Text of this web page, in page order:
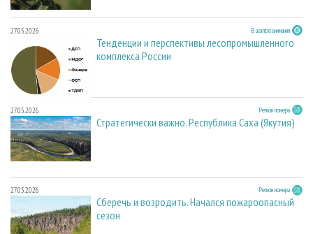
27.05.2026 В центре внимания
Тенденции и перспективы лесопромышленного
комплекса России
27.05.2026 Регион номера
Стратегически важно. Республика Саха (Якутия)
27.05.2026 Регион номера
Сберечь и возродить. Начался пожароопасный
сезон